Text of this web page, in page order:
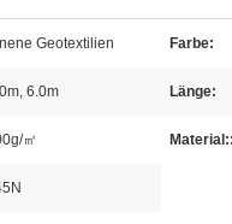
Geotextilien Farbe:
6.0m Länge:
㎡ Material::